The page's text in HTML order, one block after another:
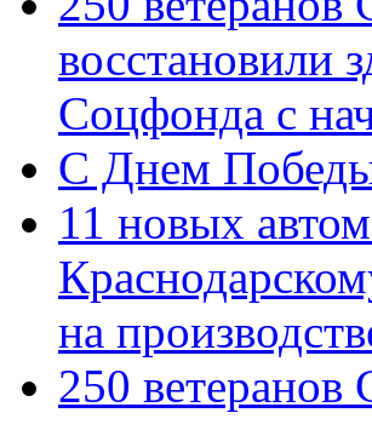
восстановили
Соцфонда с
С Днем
11 новых
на
250 ветеранов